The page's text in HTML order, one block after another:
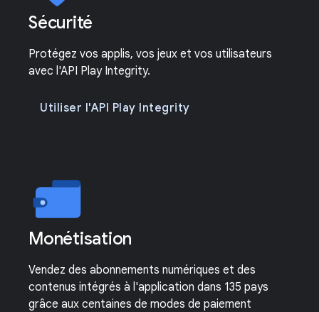
Sécurité
Protégez vos applis, vos jeux et vos utilisateurs
avec l'API Play Integrity.
Utiliser l'API Play Integrity
Monétisation
Vendez des abonnements numériques et des
contenus intégrés à l'application dans 135 pays
grâce aux centaines de modes de paiement